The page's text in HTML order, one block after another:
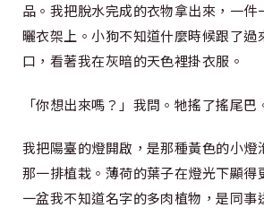
品。我把脫水完成的衣物拿出來，一件
曬衣架上。小狗不知道什麼時候跟了過
口，看著我在灰暗的天色裡掛衣服。
「你想出來嗎？」我問。牠搖了搖尾巴
我把陽臺的燈開啟，是那種黃色的小燈
那一排植栽。薄荷的葉子在燈光下顯得
一盆我不知道名字的多肉植物，是同事